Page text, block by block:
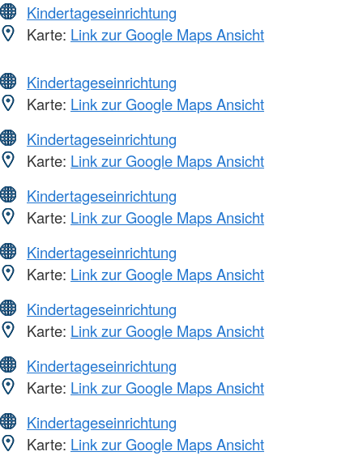
Kindertageseinrichtung
Karte: Link zur Google Maps Ansicht
Kindertageseinrichtung
Karte: Link zur Google Maps Ansicht
Kindertageseinrichtung
Karte: Link zur Google Maps Ansicht
Kindertageseinrichtung
Karte: Link zur Google Maps Ansicht
Kindertageseinrichtung
Karte: Link zur Google Maps Ansicht
Kindertageseinrichtung
Karte: Link zur Google Maps Ansicht
Kindertageseinrichtung
Karte: Link zur Google Maps Ansicht
Kindertageseinrichtung
Karte: Link zur Google Maps Ansicht